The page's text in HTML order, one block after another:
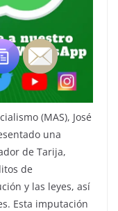
(MAS), José
una
de Tarija,
de
y las leyes, así
Esta imputación